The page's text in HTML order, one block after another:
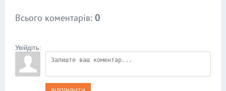
Всього коментарів: 0
Увійдіть: